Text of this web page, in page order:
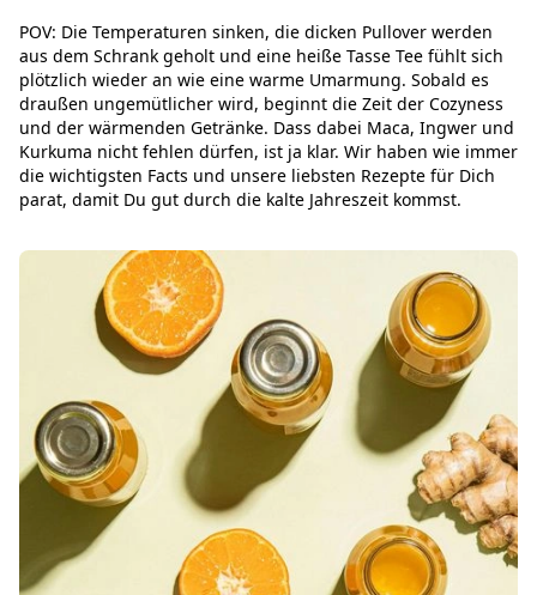
POV: Die Temperaturen sinken, die dicken Pullover werden
aus dem Schrank geholt und eine heiße Tasse Tee fühlt sich
plötzlich wieder an wie eine warme Umarmung. Sobald es
draußen ungemütlicher wird, beginnt die Zeit der Cozyness
und der wärmenden Getränke. Dass dabei Maca, Ingwer und
Kurkuma nicht fehlen dürfen, ist ja klar. Wir haben wie immer
die wichtigsten Facts und unsere liebsten Rezepte für Dich
parat, damit Du gut durch die kalte Jahreszeit kommst.